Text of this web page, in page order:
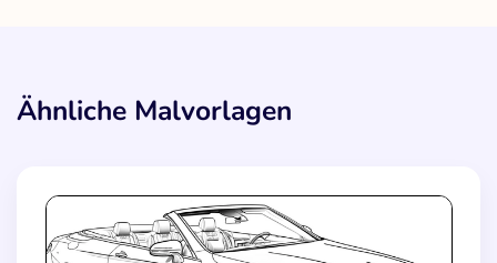
Ähnliche Malvorlagen